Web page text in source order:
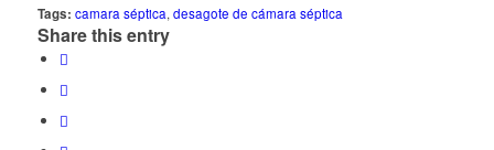
Tags: camara séptica, desagote de cámara séptica
Share this entry